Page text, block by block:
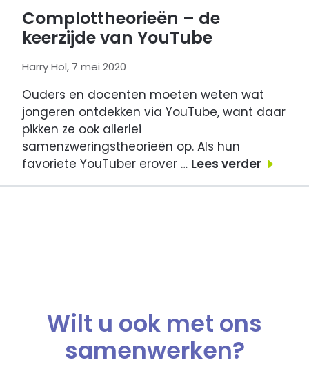
Complottheorieën – de
keerzijde van YouTube
Harry Hol, 7 mei 2020
Ouders en docenten moeten weten wat
jongeren ontdekken via YouTube, want daar
pikken ze ook allerlei
samenzweringstheorieën op. Als hun
favoriete YouTuber erover … Lees verder
Wilt u ook met ons
samenwerken?